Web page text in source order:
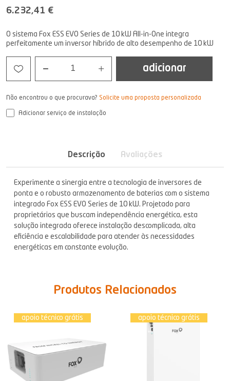
6.232,41 €
O sistema Fox ESS EVO Series de 10 kW All-in-One integra
perfeitamente um inversor híbrido de alto desempenho de 10 kW
1 adicionar
Não encontrou o que procurava? Solicite uma proposta personalizada
Adicionar serviço de instalação
Descrição Avaliações
Experimente a sinergia entre a tecnologia de inversores de
ponta e o robusto armazenamento de baterias com o sistema
integrado Fox ESS EVO Series de 10 kW. Projetado para
proprietários que buscam independência energética, esta
solução integrada oferece instalação descomplicada, alta
eficiência e escalabilidade para atender às necessidades
energéticas em constante evolução.
Produtos Relacionados
apoio técnico grátis apoio técnico grátis